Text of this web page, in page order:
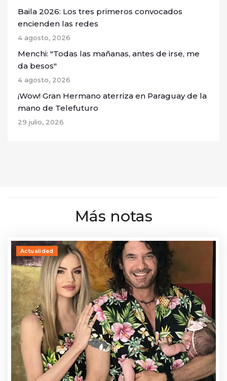
Baila 2026: Los tres primeros convocados
encienden las redes
4 agosto, 2026
Menchi: "Todas las mañanas, antes de irse, me
da besos"
4 agosto, 2026
¡Wow! Gran Hermano aterriza en Paraguay de la
mano de Telefuturo
29 julio, 2026
Más notas
Actualidad